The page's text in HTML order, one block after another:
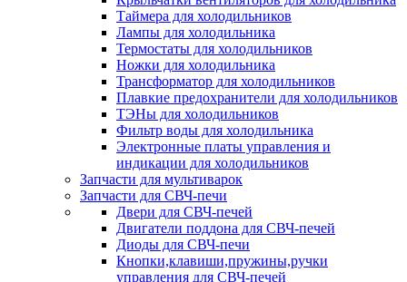
Таймера для холодильников
Лампы для холодильника
Термостаты для холодильников
Ножки для холодильника
Трансформатор для холодильников
Плавкие предохранители для холодильников
ТЭНы для холодильников
Фильтр воды для холодильника
Электронные платы управления и
индикации для холодильников
Запчасти для мультиварок
Запчасти для СВЧ-печи
Двери для СВЧ-печей
Двигатели поддона для СВЧ-печей
Диоды для СВЧ-печи
Кнопки,клавиши,пружины,ручки
управления для СВЧ-печей